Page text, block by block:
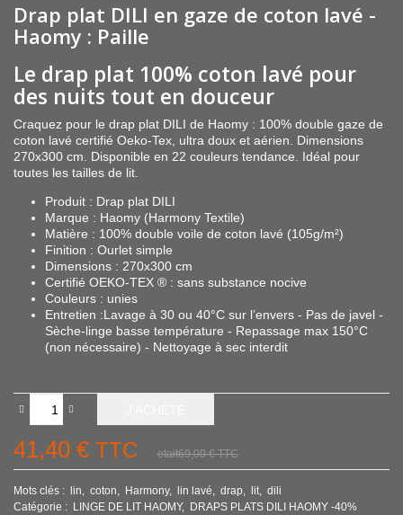
Drap plat DILI en gaze de coton lavé -
Haomy : Paille
Le drap plat 100% coton lavé pour
des nuits tout en douceur
Craquez pour le drap plat DILI de Haomy : 100% double gaze de
coton lavé certifié Oeko-Tex, ultra doux et aérien. Dimensions
270x300 cm. Disponible en 22 couleurs tendance. Idéal pour
toutes les tailles de lit.
Produit : Drap plat DILI
Marque : Haomy (Harmony Textile)
Matière : 100% double voile de coton lavé (105g/m²)
Finition : Ourlet simple
Dimensions : 270x300 cm
Certifié OEKO-TEX ® : sans substance nocive
Couleurs : unies
Entretien :Lavage à 30 ou 40°C sur l’envers - Pas de javel -
Sèche-linge basse température - Repassage max 150°C
(non nécessaire) - Nettoyage à sec interdit
41,40 € TTC etait69,00 €TTC
Mots clés : lin coton Harmony lin lavé drap lit
dili
Catégorie : LINGE DE LIT HAOMY DRAPS PLATS DILI HAOMY -40%